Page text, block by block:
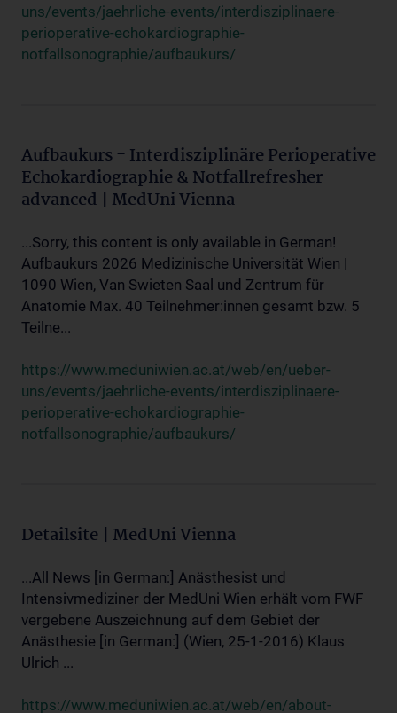
uns/events/jaehrliche-events/interdisziplinaere-
perioperative-echokardiographie-
notfallsonographie/aufbaukurs/
Aufbaukurs - Interdisziplinäre Perioperative
Echokardiographie & Notfallrefresher
advanced | MedUni Vienna
...Sorry, this content is only available in German!
Aufbaukurs 2026 Medizinische Universität Wien |
1090 Wien, Van Swieten Saal und Zentrum für
Anatomie Max. 40 Teilnehmer:innen gesamt bzw. 5
Teilne...
https://www.meduniwien.ac.at/web/en/ueber-
uns/events/jaehrliche-events/interdisziplinaere-
perioperative-echokardiographie-
notfallsonographie/aufbaukurs/
Detailsite | MedUni Vienna
...All News [in German:] Anästhesist und
Intensivmediziner der MedUni Wien erhält vom FWF
vergebene Auszeichnung auf dem Gebiet der
Anästhesie [in German:] (Wien, 25-1-2016) Klaus
Ulrich ...
https://www.meduniwien.ac.at/web/en/about-